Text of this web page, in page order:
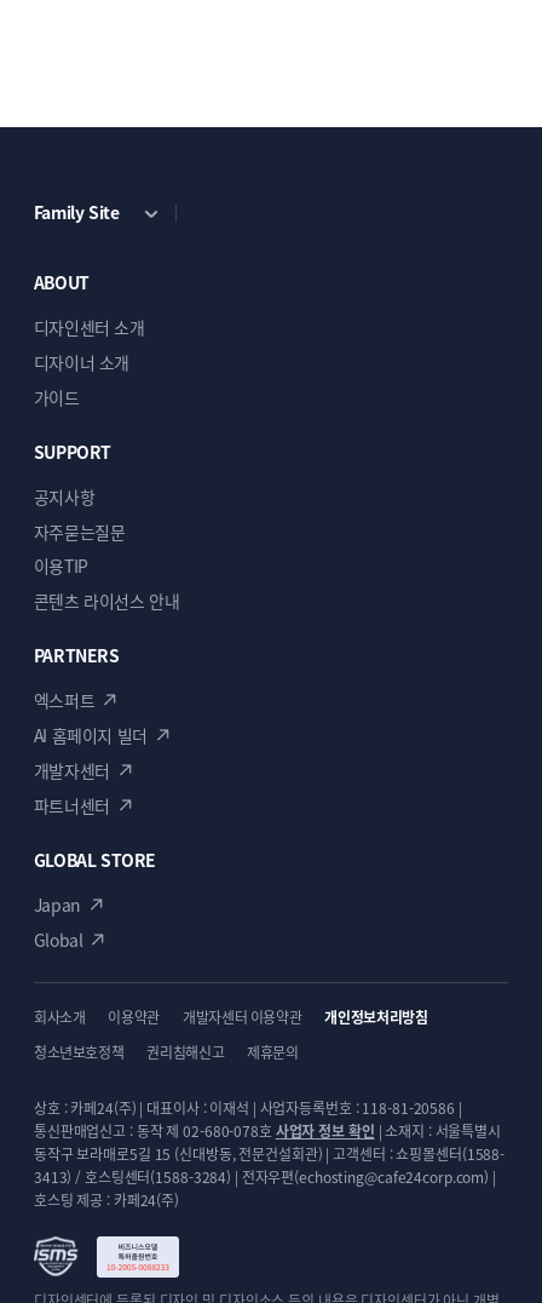
꼼꼼히 확인 후 수정 사항을 정리해서
보내주세요.
레이아웃이 지나치게 변경되지 않는 선에서
최종 작업 완료 또는 파일 전달 후, 이상이
없으면 구매 확정을 해 주시면 모든 작업
진행이 종료됩니다.
※ 모든 작업은 포트폴리오로 활용될 수 있으며 원치
않으실 경우 말씀해 주세요.
※ 세금계산서는 자동으로 발행되지 않으며 상담 또는
주문 시 요청해 주세요.
ppt, pdf 등의 문서로 정리를 해 주시면 상담
레퍼런스 사이트 주소
- 적용을 원하는 참고 사이트가 있다면 사이트
주소(url)를 알려주세요.
사이트에 접근할 수 있는 정보가 필요할 수
있습니다.
- 디자인, html 코드 수정 가능한 관리자 정보,
Family Site
ABOUT
디자인센터 소개
디자이너 소개
가이드
SUPPORT
공지사항
자주묻는질문
이용TIP
콘텐츠 라이선스 안내
PARTNERS
엑스퍼트
AI 홈페이지 빌더
개발자센터
파트너센터
GLOBAL STORE
Japan
Global
회사소개 이용약관 개발자센터 이용약관
개인정보처리방침
청소년보호정책
권리침해신고 제휴문의
상호 : 카페24(주) | 대표이사 : 이재석 | 사업자등록번호 : 118-81-20586 |
통신판매업신고 : 동작 제 02-680-078호사업자 정보 확인 | 소재지 : 서울특별시
동작구 보라매로5길 15 (신대방동, 전문건설회관) | 고객센터 : 쇼핑몰센터(1588-
3413) / 호스팅센터(1588-3284) | 전자우편(echosting@cafe24corp.com) |
호스팅 제공 : 카페24(주)